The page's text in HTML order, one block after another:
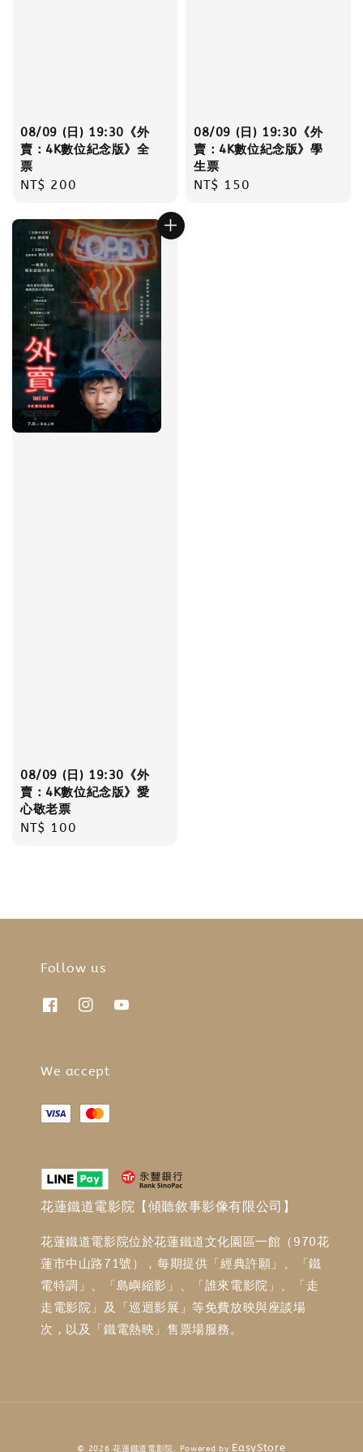
08/09 (日) 19:30《外
賣：4K數位紀念版》全
票
Regular
NT$ 200
08/09 (日) 19:30《外
賣：4K數位紀念版》學
生票
Regular
NT$ 150
08/09 (日) 19:30《外
賣：4K數位紀念版》愛
心敬老票
Regular
NT$ 100
Follow us
We accept
花蓮鐵道電影院【傾聽敘事影像有限公司】
花蓮鐵道電影院位於花蓮鐵道文化園區一館（970花
蓮市中山路71號），每期提供「經典許願」、「鐵
電特調」、「島嶼縮影」、「誰來電影院」、「走
走電影院」及「巡迴影展」等免費放映與座談場
次，以及「鐵電熱映」售票場服務。
© 2026 花蓮鐵道電影院. Powered by EasyStore